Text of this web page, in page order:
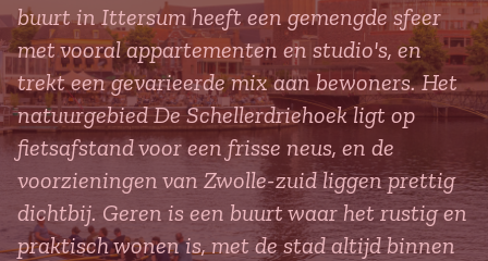
buurt in Ittersum heeft een gemengde sfeer
met vooral appartementen en studio's, en
trekt een gevarieerde mix aan bewoners. Het
natuurgebied De Schellerdriehoek ligt op
fietsafstand voor een frisse neus, en de
voorzieningen van Zwolle-zuid liggen prettig
dichtbij. Geren is een buurt waar het rustig en
praktisch wonen is, met de stad altijd binnen